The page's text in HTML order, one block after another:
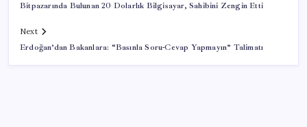
Bitpazarında Bulunan 20 Dolarlık Bilgisayar, Sahibini Zengin Etti
Next
Erdoğan’dan Bakanlara: “Basınla Soru-Cevap Yapmayın” Talimatı